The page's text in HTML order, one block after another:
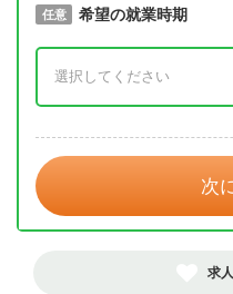
必須 取得予定年
任意 希望の就業時期
次
求